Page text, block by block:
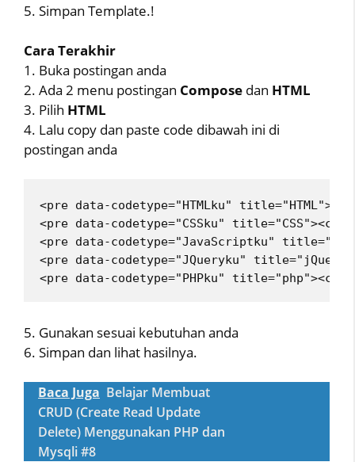
5. Simpan Template.!
Cara Terakhir
1. Buka postingan anda
2. Ada 2 menu postingan Compose dan HTML
3. Pilih HTML
4. Lalu copy dan paste code dibawah ini di
postingan anda
<pre data-codetype="HTMLku"
<pre data-codetype="CSSku"
<pre data-codetype="JavaScriptku"
<pre data-codetype="JQueryku"
<pre data-codetype="PHPku"
5. Gunakan sesuai kebutuhan anda
6. Simpan dan lihat hasilnya.
Baca Juga Belajar Membuat
CRUD (Create Read Update
Delete) Menggunakan PHP dan
Mysqli #8